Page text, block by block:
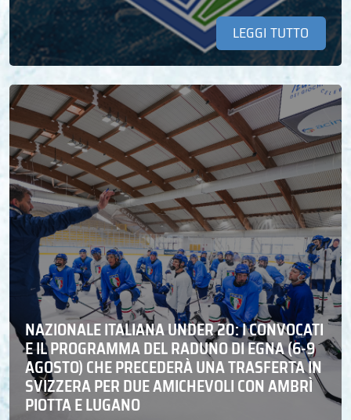
LEGGI TUTTO
NAZIONALE ITALIANA UNDER 20: I CONVOCATI
E IL PROGRAMMA DEL RADUNO DI EGNA (6-9
AGOSTO) CHE PRECEDERÀ UNA TRASFERTA IN
SVIZZERA PER DUE AMICHEVOLI CON AMBRÌ
PIOTTA E LUGANO